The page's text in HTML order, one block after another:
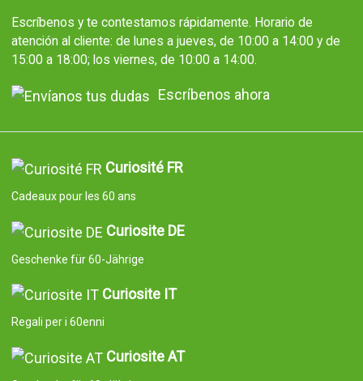
Escríbenos y te contestamos rápidamente. Horario de
atención al cliente: de lunes a jueves, de 10:00 a 14:00 y de
15:00 a 18:00; los viernes, de 10:00 a 14:00.
Escríbenos ahora
Curiosité FR
Cadeaux pour les 60 ans
Curiosite DE
Geschenke für 60-Jährige
Curiosite IT
Regali per i 60enni
Curiosite AT